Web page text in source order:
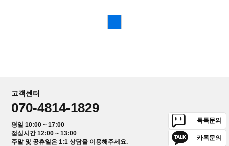
고객센터
070-4814-1829
평일 10:00 ~ 17:00
점심시간 12:00 ~ 13:00
주말 및 공휴일은 1:1 상담을 이용해주세요.
톡톡문의
카톡문의